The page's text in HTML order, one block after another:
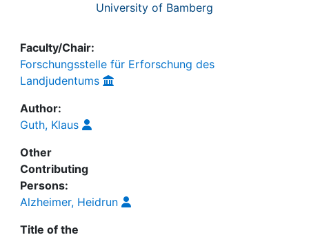
University of Bamberg
Faculty/Chair:
Forschungsstelle für Erforschung des
Landjudentums
Author:
Guth, Klaus
Other
Contributing
Persons:
Alzheimer, Heidrun
Title of the